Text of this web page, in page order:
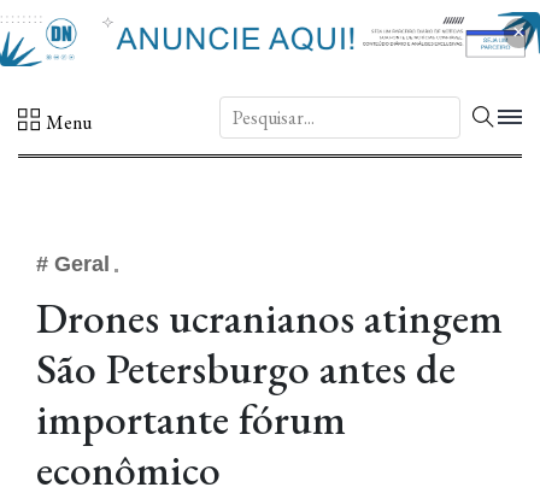
×
Menu DN.
# Geral
Drones ucranianos atingem
São Petersburgo antes de
importante fórum
econômico